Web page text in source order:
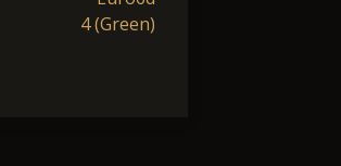
4 (Green)